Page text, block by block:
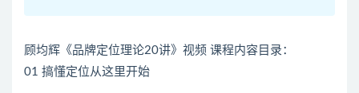
顾均辉《品牌定位理论20讲》视频 课程内容目录：
01 搞懂定位从这里开始